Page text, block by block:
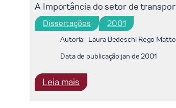
limpo
do
protocolo
de
Quioto
a
geração
hidrelétrica
e
geração
termelétrica
A Importância do setor de
Dissertações 2001
Autoria: Laura Bedeschi Rego
Data de publicação:jan de 2001
Leia mais
A